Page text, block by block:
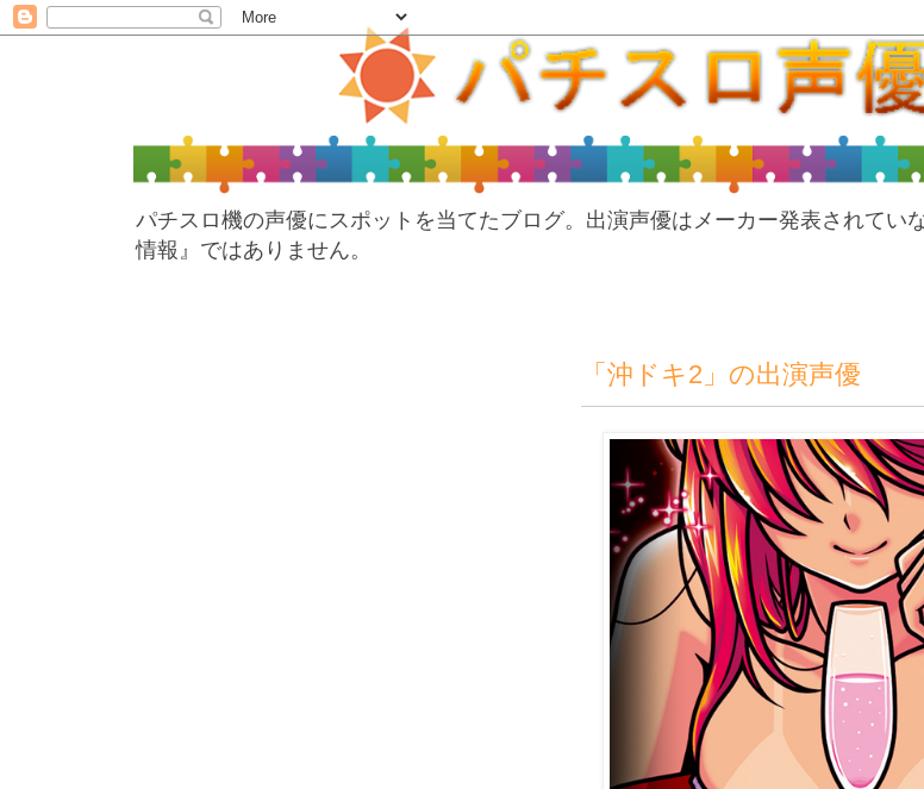
パチスロ機の声優にスポットを当てたブログ。出演声優はメーカー発表されてい
情報』ではありません。
「沖ドキ2」の出演声優